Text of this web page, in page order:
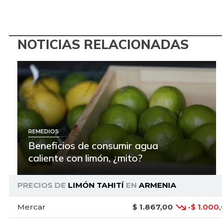
NOTICIAS RELACIONADAS
REMEDIOS
Beneficios de consumir agua
caliente con limón, ¿mito?
PRECIOS DE LIMÓN TAHITÍ EN ARMENIA
Mercar $ 1.867,00 -$